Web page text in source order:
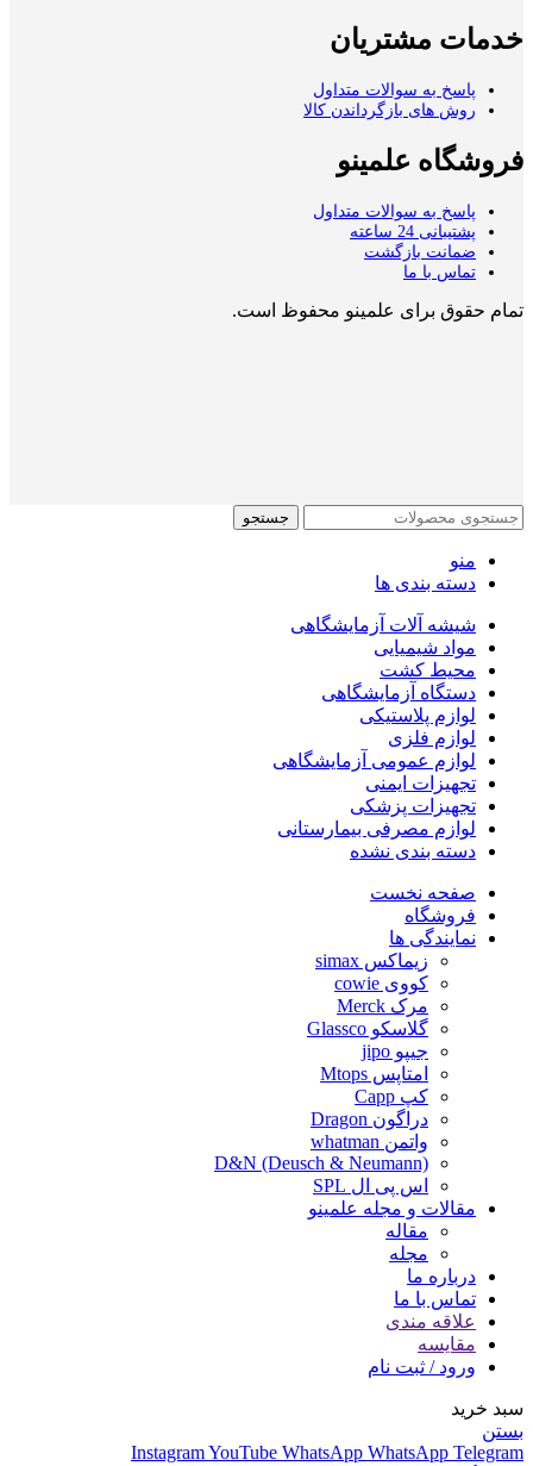
خدمات مشتریان
پاسخ به سوالات متداول
روش های بازگرداندن کالا
فروشگاه علمینو
پاسخ به سوالات متداول
پشتیبانی 24 ساعته
ضمانت بازگشت
تماس با ما
تمام حقوق برای علمینو محفوظ است.
جستجو
منو
دسته بندی ها
شیشه آلات آزمایشگاهی
مواد شیمیایی
محیط کشت
دستگاه آزمایشگاهی
لوازم پلاستیکی
لوازم فلزی
لوازم عمومی آزمایشگاهی
تجهیزات ایمنی
تجهیزات پزشکی
لوازم مصرفی بیمارستانی
دسته بندی نشده
صفحه نخست
فروشگاه
نمایندگی ها
زیماکس simax
کووی cowie
مرک Merck
گلاسکو Glassco
جیپو jipo
امتاپس Mtops
کپ Capp
دراگون Dragon
واتمن whatman
D&N (Deusch & Neumann)
اس پی ال SPL
مقالات و مجله علمینو
مقاله
مجله
درباره ما
تماس با ما
علاقه مندی
مقایسه
ورود / ثبت نام
سبد خرید
بستن
InstagramYouTube WhatsApp WhatsApp Telegram